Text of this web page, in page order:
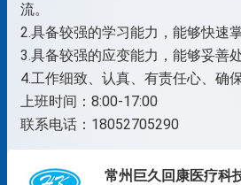
流。
2.具备较强的学习能力，能够快速
3.具备较强的应变能力，能够妥善
4.工作细致、认真、有责任心、确
上班时间：8:00-17:00
联系电话：18052705290
常州巨久回康医疗科